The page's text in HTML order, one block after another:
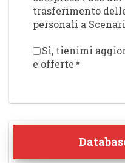
trasferimento
personali a
Sì, tienimi
e offerte*